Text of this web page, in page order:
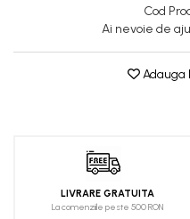
Cod
Ai nevoie de
Adauga
LIVRARE GRATUITA
La comenziile peste 500 RON